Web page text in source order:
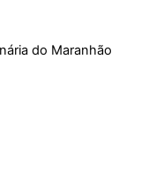
do Maranhão